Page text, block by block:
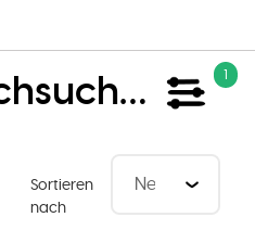
Artikel durchsuchen 1
Sortieren
nach